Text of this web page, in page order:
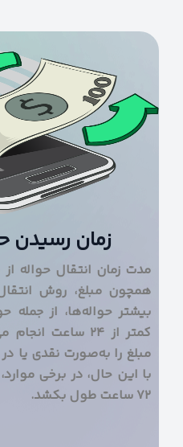
زمان رسیدن
مدت زمان انتقال حواله
همچون مبلغ، روش
بیشتر حواله‌ها، از جمله
کمتر از ۲۴ ساعت
مبلغ را به‌صورت نقدی یا
با این حال، در برخی
۷۲ ساعت طول بکشد.